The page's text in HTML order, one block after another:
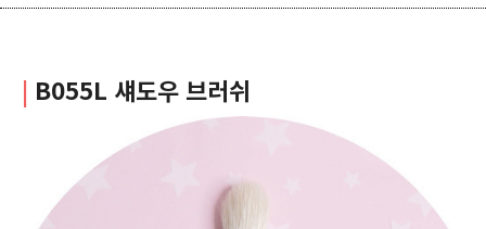
| B055L 섀도우 브러쉬